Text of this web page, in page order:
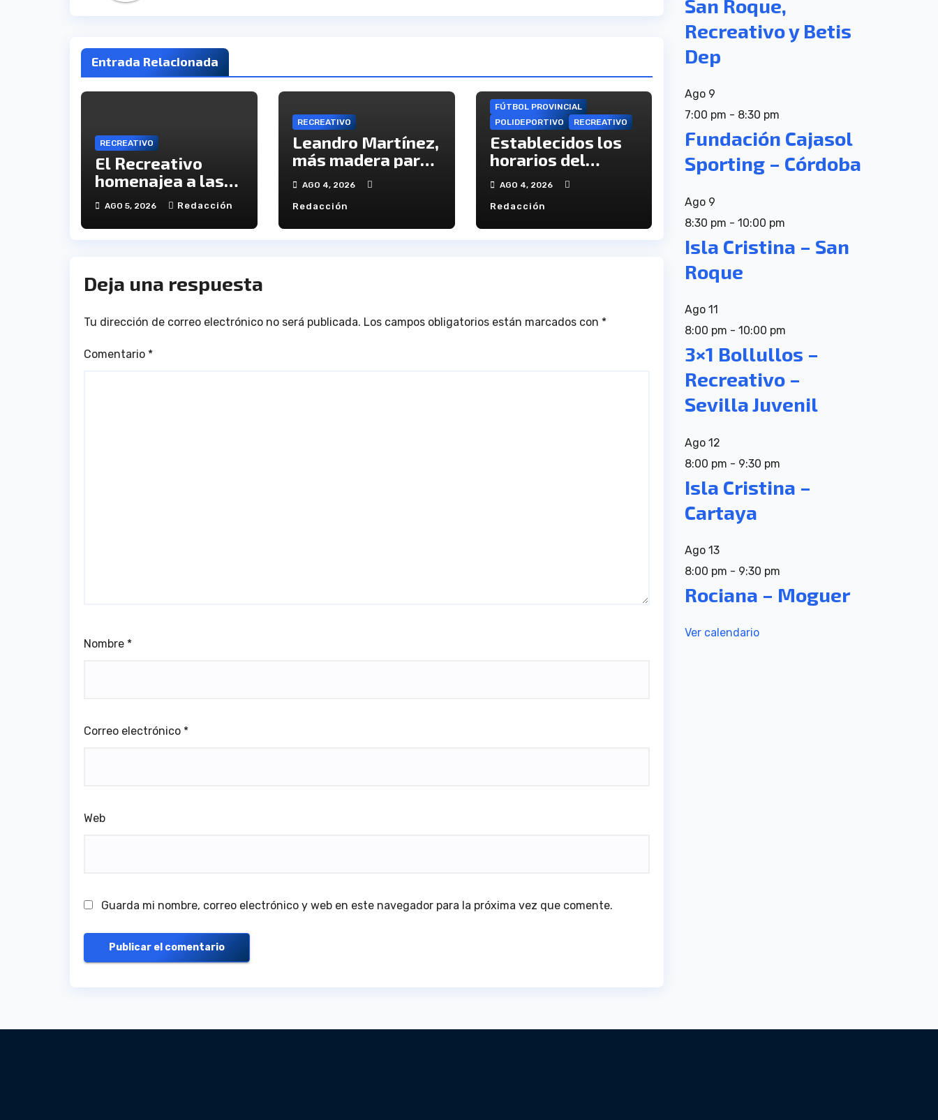
Entrada Relacionada
RECREATIVO
El Recreativo
homenajea a las
víctimas del 20-D
en el XX
aniversario de la
AGO 5, 2026 Redacción
RECREATIVO
Leandro Martínez,
más madera para
el ataque del
Decano
AGO 4, 2026
Redacción
FÚTBOL PROVINCIAL
POLIDEPORTIVO
RECREATIVO
Establecidos los
horarios del
Trofeo La Bella de
este viernes
AGO 4, 2026
Redacción
Deja una respuesta
Tu dirección de correo electrónico no será publicada. Los campos obligatorios están marcados con *
Comentario *
Nombre *
Correo electrónico *
Web
Guarda mi nombre, correo electrónico y web en este navegador para la próxima vez que comente.
San Roque,
Recreativo y Betis
Dep
Ago 9
7:00 pm - 8:30 pm
Fundación Cajasol
Sporting – Córdoba
Ago 9
8:30 pm - 10:00 pm
Isla Cristina – San
Roque
Ago 11
8:00 pm - 10:00 pm
3×1 Bollullos –
Recreativo –
Sevilla Juvenil
Ago 12
8:00 pm - 9:30 pm
Isla Cristina –
Cartaya
Ago 13
8:00 pm - 9:30 pm
Rociana – Moguer
Ver calendario